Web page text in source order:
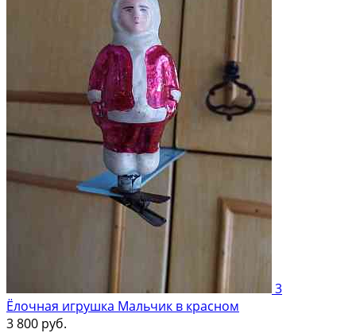
3
Ёлочная игрушка Мальчик в красном
3 800 руб.